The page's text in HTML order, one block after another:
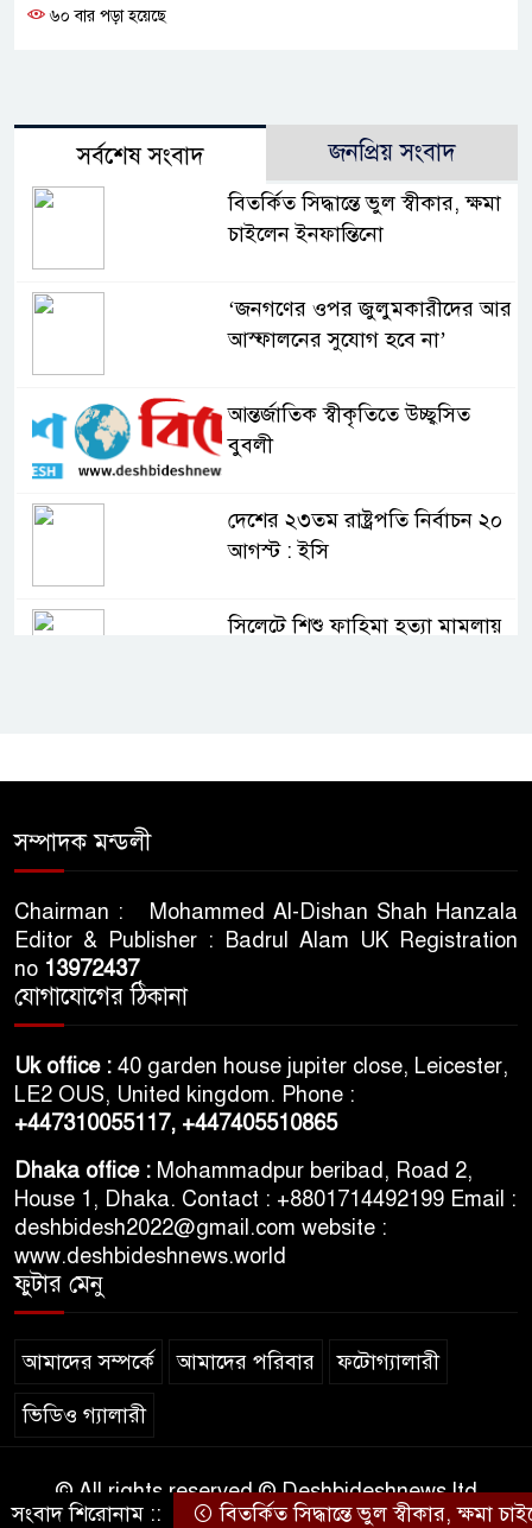
৬০ বার পড়া হয়েছে
সর্বশেষ সংবাদ জনপ্রিয় সংবাদ
বিতর্কিত সিদ্ধান্তে ভুল স্বীকার, ক্ষমা
চাইলেন ইনফান্তিনো
‘জনগণের ওপর জুলুমকারীদের আর
আস্ফালনের সুযোগ হবে না’
আন্তর্জাতিক স্বীকৃতিতে উচ্ছ্বসিত
বুবলী
দেশের ২৩তম রাষ্ট্রপতি নির্বাচন ২০
আগস্ট : ইসি
সিলেটে শিশু ফাহিমা হত্যা মামলায়
৫ দিনের নতুন কর্মসূচি ঘোষণা
প্লাবিত হওয়ার শঙ্কা
পরিস্থিতি স্বাভাবিক হবে
সম্পাদক মন্ডলী
Chairman : Mohammed Al-Dishan Shah Hanzala
Editor & Publisher : Badrul Alam UK Registration
no 13972437
যোগাযোগের ঠিকানা
Uk office : 40 garden house jupiter close, Leicester,
LE2 OUS, United kingdom. Phone :
+447310055117, +447405510865
Dhaka office : Mohammadpur beribad, Road 2,
House 1, Dhaka. Contact : +8801714492199 Email :
deshbidesh2022@gmail.com website :
www.deshbideshnews.world
ফুটার মেনু
আমাদের সম্পর্কে আমাদের পরিবার ফটোগ্যালারী
ভিডিও গ্যালারী
© All rights reserved © Deshbideshnews ltd
Theme Developed BYThemesBazar.Com
সংবাদ শিরোনাম :: বিতর্কিত সিদ্ধান্তে ভুল স্বীকার, ক্ষমা